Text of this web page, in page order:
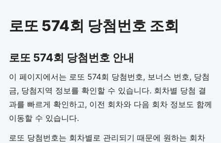
로또 574회 당첨번호 조회
로또 574회 당첨번호 안내
이 페이지에서는 로또 574회 당첨번호, 보너스 번호, 당첨
금, 당첨지역 정보를 확인할 수 있습니다. 회차별 당첨 결
과를 빠르게 확인하고, 이전 회차와 다음 회차 정보도 함께
이동할 수 있습니다.
로또 당첨번호는 회차별로 관리되기 때문에 원하는 회차